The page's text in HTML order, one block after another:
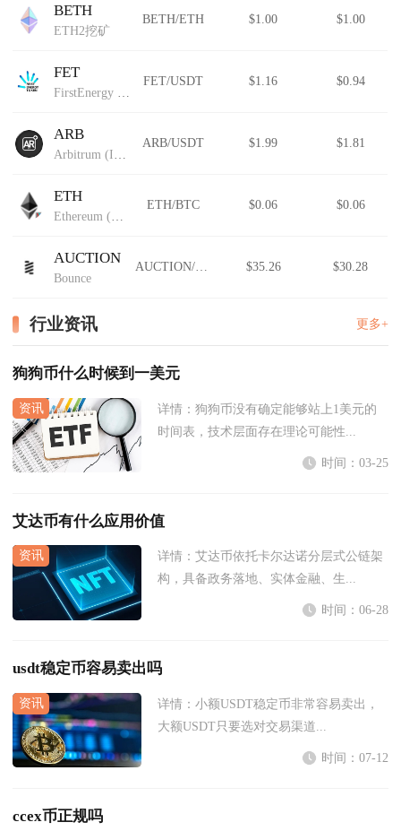
BETH
ETH2挖矿
BETH/ETH $1.00 $1.00
FET
FirstEnergy Token
FET/USDT $1.16 $0.94
ARB
Arbitrum (IOU)
ARB/USDT $1.99 $1.81
ETH
Ethereum (Wormhole)
ETH/BTC $0.06 $0.06
AUCTION
Bounce
AUCTION/USDT $35.26 $30.28
行业资讯 更多+
狗狗币什么时候到一美元
详情： 狗狗币没有确定能够站上1美元的
时间表，技术层面存在理论可能性...
时间：03-25
艾达币有什么应用价值
详情： 艾达币依托卡尔达诺分层式公链架
构，具备政务落地、实体金融、生...
时间：06-28
usdt稳定币容易卖出吗
详情： 小额USDT稳定币非常容易卖出，
大额USDT只要选对交易渠道...
时间：07-12
ccex币正规吗